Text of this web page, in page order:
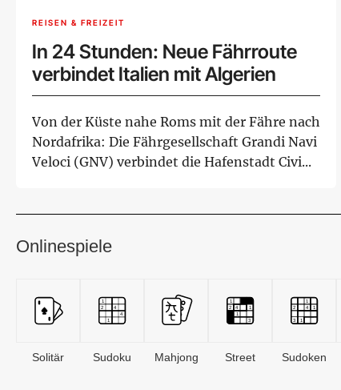
REISEN & FREIZEIT
In 24 Stunden: Neue Fährroute
verbindet Italien mit Algerien
Von der Küste nahe Roms mit der Fähre nach
Nordafrika: Die Fährgesellschaft Grandi Navi
Veloci (GNV) verbindet die Hafenstadt Civi...
Onlinespiele
Solitär Sudoku Mahjong Street Sudoken